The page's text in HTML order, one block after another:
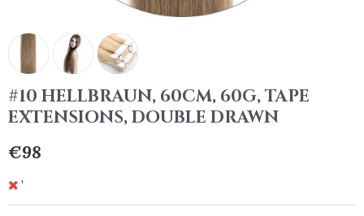
#10 HELLBRAUN, 60CM, 60G, TAPE
EXTENSIONS, DOUBLE DRAWN
€98
'